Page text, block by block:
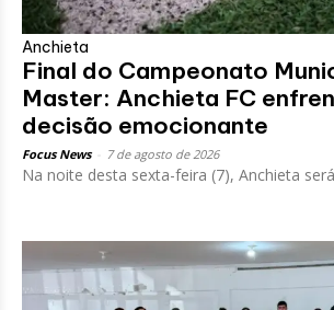
Anchieta
Final do Campeonato
Master: Anchieta FC
decisão emocionante
Focus News 7 de agosto de 2026
Na noite desta sexta-feira (7), Anchieta